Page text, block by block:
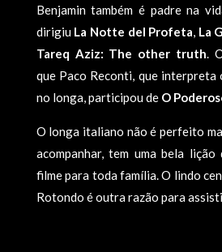
Benjamin também é padre na
dirigiu La Notte del Profeta, La
Tareq Aziz: The other truth.
que Paco Reconti, que interpreta
no longa, participou de O
O longa italiano não é perfeito
acompanhar, tem uma bela lição
filme para toda família. O lindo
Rotondo é outra razão para